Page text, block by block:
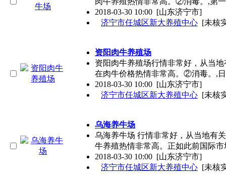
2018-03-30 10:00 [山东济宁市]
济宁市任城区新大养殖中心 [未核
资阳肉牛养殖场
资阳肉牛养殖场行情非常好，从当
在肉牛价格热情非常高。②消毒。,
2018-03-30 10:00 [山东济宁市]
济宁市任城区新大养殖中心 [未核
乌海养牛场
乌海养牛场 行情非常好，从当地有
牛养殖热情非常高。正如此前国际市
2018-03-30 10:00 [山东济宁市]
济宁市任城区新大养殖中心 [未核